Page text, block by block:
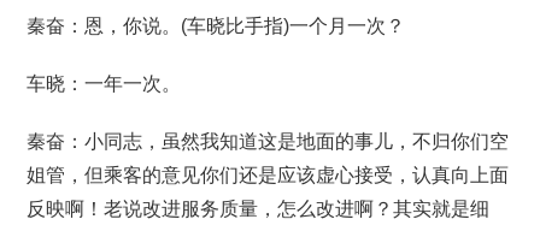
秦奋：恩，你说。(车晓比手指)一个月一次？
车晓：一年一次。
秦奋：小同志，虽然我知道这是地面的事儿，不归你们空
姐管，但乘客的意见你们还是应该虚心接受，认真向上面
反映啊！老说改进服务质量，怎么改进啊？其实就是细